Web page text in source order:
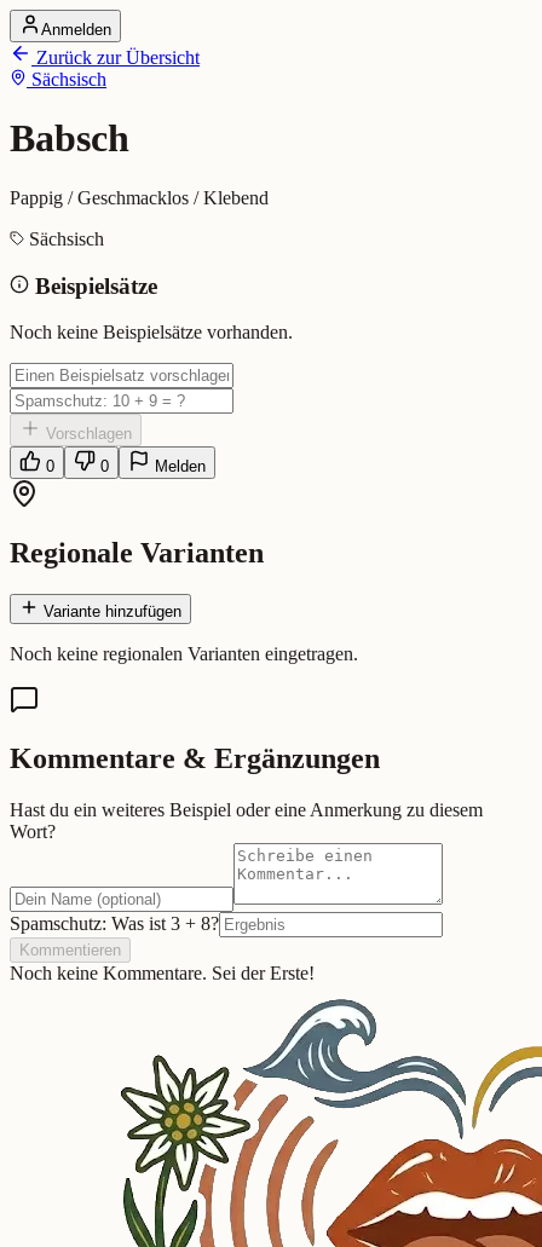
Startseite
Alle Dialekte
Dialekte vergleichen
Dialekt-Karte
Ranking
Babsch (Sächsisch)
Bedeutung: Pappig / Geschmacklos / Klebend
Eingereicht von: Mundwerk Team
Anmelden
Zurück zur Übersicht
Sächsisch
Babsch
Pappig / Geschmacklos / Klebend
Sächsisch
Beispielsätze
Noch keine Beispielsätze vorhanden.
Vorschlagen
0
0 Melden
Regionale Varianten
Variante hinzufügen
Noch keine regionalen Varianten eingetragen.
Kommentare & Ergänzungen
Hast du ein weiteres Beispiel oder eine Anmerkung zu diesem
Wort?
Spamschutz: Was ist 3 + 8?
Kommentieren
Noch keine Kommentare. Sei der Erste!